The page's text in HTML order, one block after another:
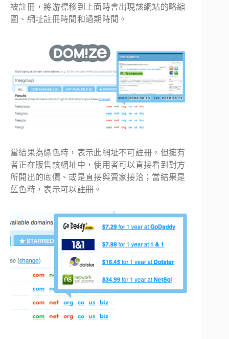
被註冊，將游標移到上面時會出現該網站的略縮
圖、網址註冊時間和過期時間。
當結果為綠色時，表示此網址不可註冊，但擁有
者正在販售該網址中，使用者可以直接看到對方
所開出的底價、或是直接與賣家接洽；當結果是
藍色時，表示可以註冊。